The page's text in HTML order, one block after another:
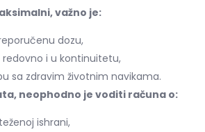
važno je:
dozu,
i u kontinuitetu,
sa zdravim životnim navikama.
neophodno je voditi računa o:
ishrani,